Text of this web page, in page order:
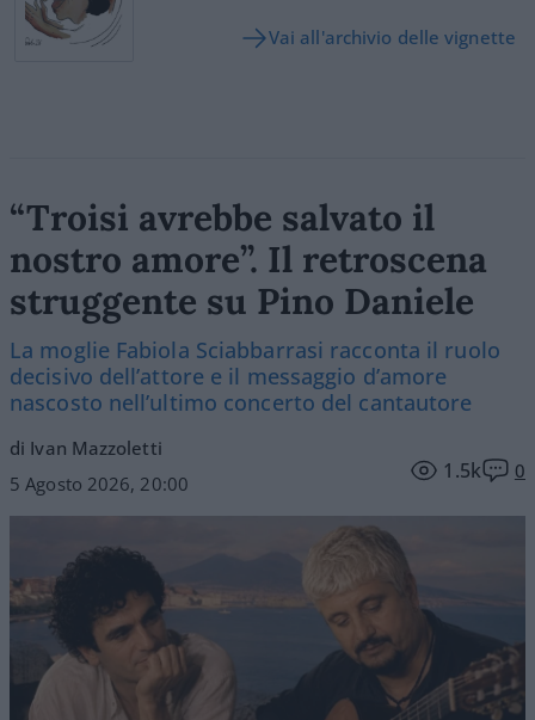
Vai all'archivio delle vignette
“Troisi avrebbe salvato il
nostro amore”. Il retroscena
struggente su Pino Daniele
La moglie Fabiola Sciabbarrasi racconta il ruolo
decisivo dell’attore e il messaggio d’amore
nascosto nell’ultimo concerto del cantautore
di Ivan Mazzoletti
5 Agosto 2026, 20:00
1.5k 0